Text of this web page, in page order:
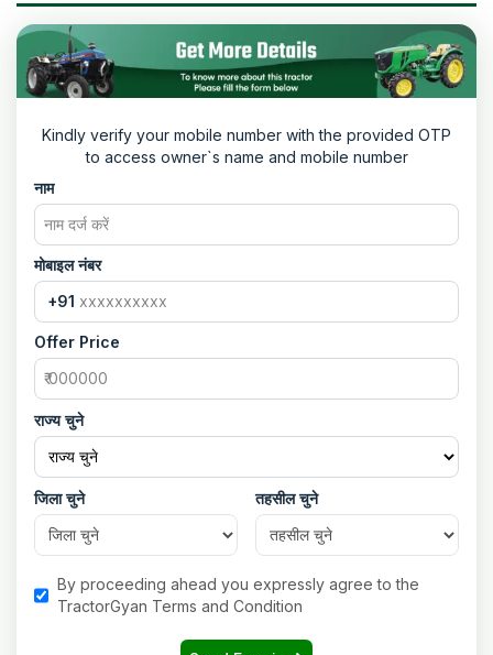
Kindly verify your mobile number with the provided OTP
to access owner`s name and mobile number
नाम
मोबाइल नंबर
+91
Offer Price
राज्य चुने
जिला चुने तहसील चुने
By proceeding ahead you expressly agree to the
TractorGyan Terms and Condition